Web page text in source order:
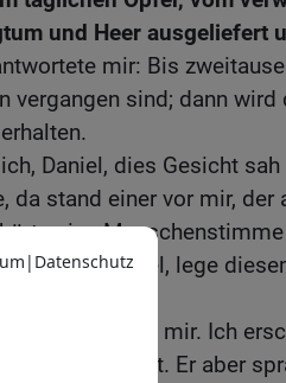
und Heer ausgeliefert
mir: Bis
vergangen sind; dann
Daniel, dies Gesicht
da stand einer vor mir, der
eine
Gabriel, lege
trat nahe zu mir. Ich
mein Angesicht. Er aber